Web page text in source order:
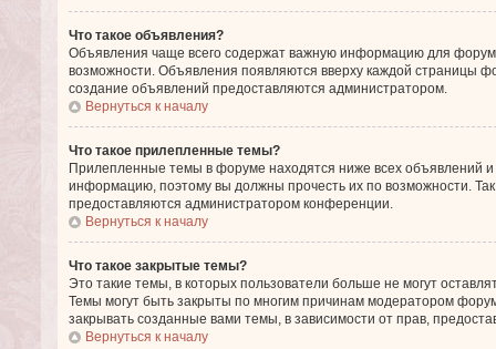
Что такое объявления?
Объявления чаще всего содержат важную информацию для
возможности. Объявления появляются вверху каждой страницы
создание объявлений предоставляются администратором.
Вернуться к началу
Что такое прилепленные темы?
Прилепленные темы в форуме находятся ниже всех объявлений
информацию, поэтому вы должны прочесть их по возможности.
предоставляются администратором конференции.
Вернуться к началу
Что такое закрытые темы?
Это такие темы, в которых пользователи больше не могут
Темы могут быть закрыты по многим причинам модератором
закрывать созданные вами темы, в зависимости от прав,
Вернуться к началу